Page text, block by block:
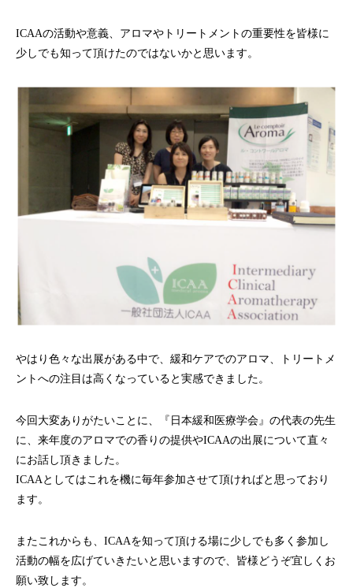
ICAAの活動や意義、アロマやトリートメントの重要性を皆様に
少しでも知って頂けたのではないかと思います。
やはり色々な出展がある中で、緩和ケアでのアロマ、トリートメ
ントへの注目は高くなっていると実感できました。
今回大変ありがたいことに、『日本緩和医療学会』の代表の先生
に、来年度のアロマでの香りの提供やICAAの出展について直々
にお話し頂きました。
ICAAとしてはこれを機に毎年参加させて頂ければと思っており
ます。
またこれからも、ICAAを知って頂ける場に少しでも多く参加し
活動の幅を広げていきたいと思いますので、皆様どうぞ宜しくお
願い致します。